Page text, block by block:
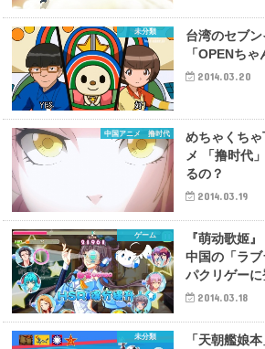
未分類
台湾のセブ
「OPENち
2014.03.20
中国アニメ 撸时代
めちゃくち
メ 「撸时代
るの？
2014.03.19
ゲーム
『萌动歌姬
中国の「ラブ
パクリゲーに
2014.03.18
未分類
「天朝艦娘